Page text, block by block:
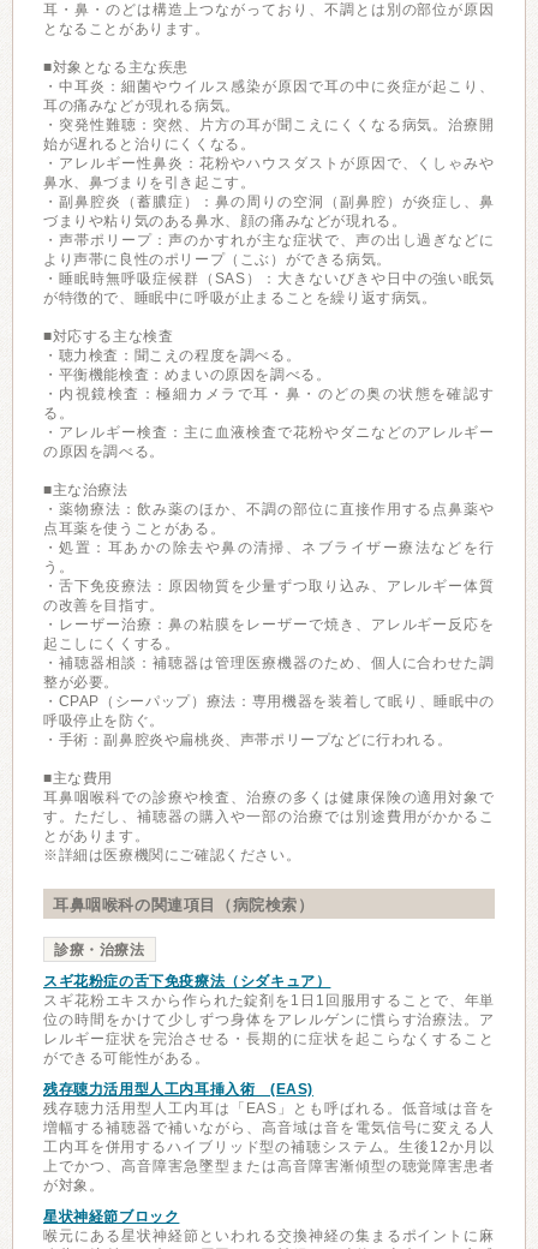
耳・鼻・のどは構造上つながっており、不調とは別の部位が原因
となることがあります。
■対象となる主な疾患
・中耳炎：細菌やウイルス感染が原因で耳の中に炎症が起こり、
耳の痛みなどが現れる病気。
・突発性難聴：突然、片方の耳が聞こえにくくなる病気。治療開
始が遅れると治りにくくなる。
・アレルギー性鼻炎：花粉やハウスダストが原因で、くしゃみや
鼻水、鼻づまりを引き起こす。
・副鼻腔炎（蓄膿症）：鼻の周りの空洞（副鼻腔）が炎症し、鼻
づまりや粘り気のある鼻水、顔の痛みなどが現れる。
・声帯ポリープ：声のかすれが主な症状で、声の出し過ぎなどに
より声帯に良性のポリープ（こぶ）ができる病気。
・睡眠時無呼吸症候群（SAS）：大きないびきや日中の強い眠気
が特徴的で、睡眠中に呼吸が止まることを繰り返す病気。
■対応する主な検査
・聴力検査：聞こえの程度を調べる。
・平衡機能検査：めまいの原因を調べる。
・内視鏡検査：極細カメラで耳・鼻・のどの奥の状態を確認す
る。
・アレルギー検査：主に血液検査で花粉やダニなどのアレルギー
の原因を調べる。
■主な治療法
・薬物療法：飲み薬のほか、不調の部位に直接作用する点鼻薬や
点耳薬を使うことがある。
・処置：耳あかの除去や鼻の清掃、ネブライザー療法などを行
う。
・舌下免疫療法：原因物質を少量ずつ取り込み、アレルギー体質
の改善を目指す。
・レーザー治療：鼻の粘膜をレーザーで焼き、アレルギー反応を
起こしにくくする。
・補聴器相談：補聴器は管理医療機器のため、個人に合わせた調
整が必要。
・CPAP（シーパップ）療法：専用機器を装着して眠り、睡眠中の
呼吸停止を防ぐ。
・手術：副鼻腔炎や扁桃炎、声帯ポリープなどに行われる。
■主な費用
耳鼻咽喉科での診療や検査、治療の多くは健康保険の適用対象で
す。ただし、補聴器の購入や一部の治療では別途費用がかかるこ
とがあります。
※詳細は医療機関にご確認ください。
耳鼻咽喉科の関連項目（病院検索）
診療・治療法
スギ花粉症の舌下免疫療法（シダキュア）
スギ花粉エキスから作られた錠剤を1日1回服用することで、年単
位の時間をかけて少しずつ身体をアレルゲンに慣らす治療法。ア
レルギー症状を完治させる・長期的に症状を起こらなくすること
ができる可能性がある。
残存聴力活用型人工内耳挿入術 (EAS)
残存聴力活用型人工内耳は「EAS」とも呼ばれる。低音域は音を
増幅する補聴器で補いながら、高音域は音を電気信号に変える人
工内耳を併用するハイブリッド型の補聴システム。生後12か月以
上でかつ、高音障害急墜型または高音障害漸傾型の聴覚障害患者
が対象。
星状神経節ブロック
喉元にある星状神経節といわれる交換神経の集まるポイントに麻